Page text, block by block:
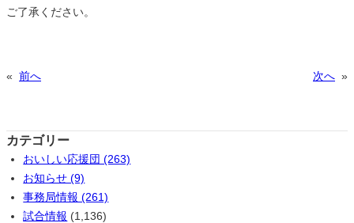
ご了承ください。
« 前へ 次へ »
カテゴリー
おいしい応援団 (263)
お知らせ (9)
事務局情報 (261)
試合情報 (1,136)